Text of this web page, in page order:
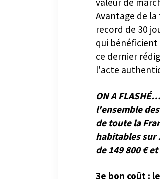
valeur de
Avantage de
record de 30
qui bénéficient
ce dernier
l'acte
ON A
l'ensemble
de toute la
habitables sur
de 149 800 €